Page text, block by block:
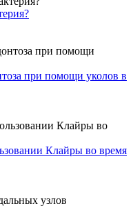
при помощи уколов в
Клайры во время